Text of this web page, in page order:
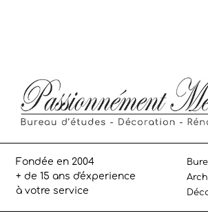
Fondée en 2004
+ de 15 ans d'éxperience
à votre service